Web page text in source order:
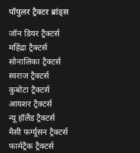
पॉपुलर ट्रैक्टर ब्रांड्स
जॉन डियर ट्रैक्टर्स
महिंद्रा ट्रैक्टर्स
सोनालिका ट्रैक्टर्स
स्वराज ट्रैक्टर्स
कुबोटा ट्रैक्टर्स
आयशर ट्रैक्टर्स
न्यू हॉलैंड ट्रैक्टर्स
मैसी फर्ग्यूसन ट्रैक्टर्स
फार्मट्रैक ट्रैक्टर्स